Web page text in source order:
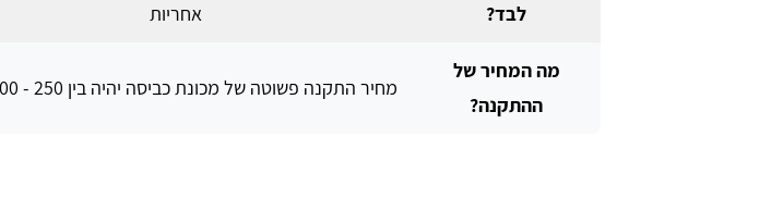
לבד?
אחריות
מה המחיר של
ההתקנה?
מחיר התקנה פשוטה של מכונת כביסה יהיה בין 250 - 300 ש"חShahar Hoze יריב עסילה